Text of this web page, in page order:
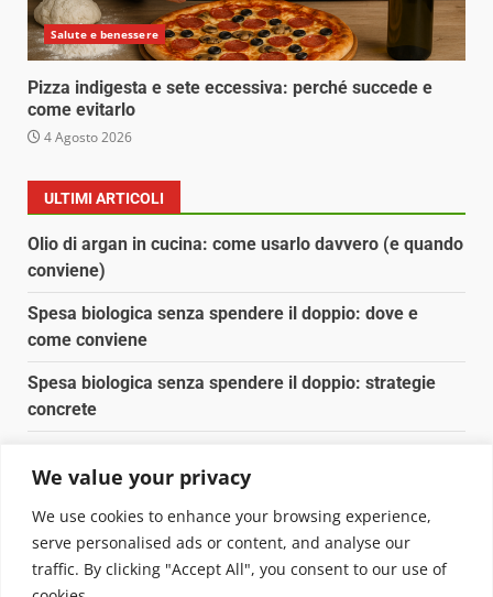
We value your privacy
We use cookies to enhance your browsing experience,
serve personalised ads or content, and analyse our
traffic. By clicking "Accept All", you consent to our use of
Salute e benessere
Pizza indigesta e sete eccessiva: perché succede e
come evitarlo
4 Agosto 2026
ULTIMI ARTICOLI
Olio di argan in cucina: come usarlo davvero (e quando
conviene)
Spesa biologica senza spendere il doppio: dove e
come conviene
Spesa biologica senza spendere il doppio: strategie
concrete
Pulizia naturale della casa: 3 ingredienti che
sostituiscono 10 prodotti chimici
Copyright © 2025 Biopianeta.it proprietà di Jws Media